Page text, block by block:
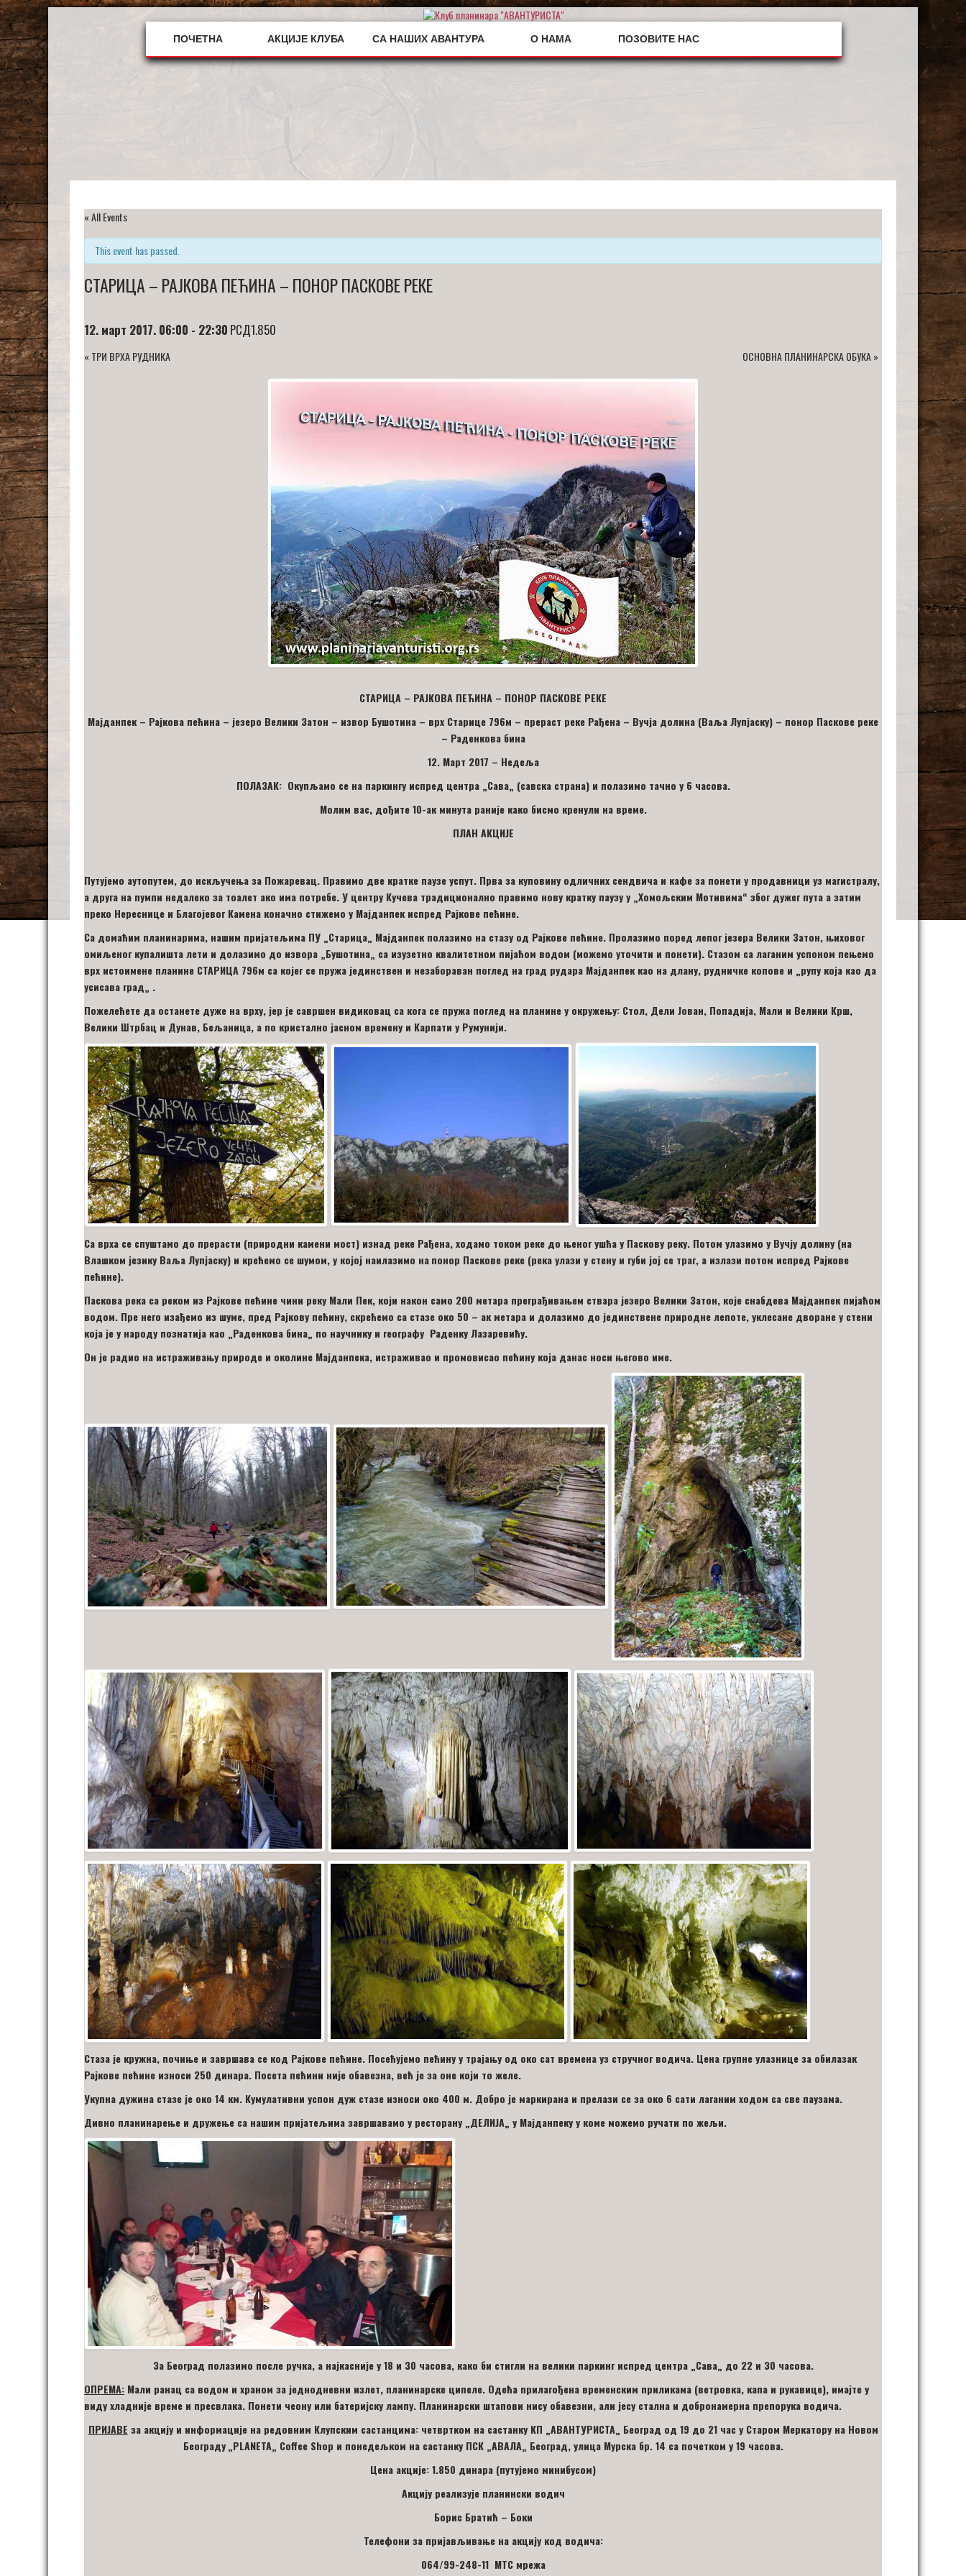
Skip
to
content
ПОЧЕТНА АКЦИЈЕ КЛУБА СА НАШИХ АВАНТУРА О НАМА ПОЗОВИТЕ НАС
« All Events
This event has passed.
СТАРИЦА – РАЈКОВА ПЕЋИНА – ПОНОР ПАСКОВЕ РЕКЕ
12. март 2017. 06:00 - 22:30 РСД1.850
« ТРИ ВРХА РУДНИКА ОСНОВНА ПЛАНИНАРСКА ОБУКА»
СТАРИЦА – РАЈКОВА ПЕЋИНА – ПОНОР ПАСКОВЕ РЕКЕ
Мајданпек – Рајкова пећина – језеро Велики Затон – извор Бушотина – врх Старице 796м – прераст реке Рађена – Вучја долина (Ваља Лупјаску) – понор Паскове реке
– Раденкова бина
12. Март 2017 – Недеља
ПОЛАЗАК: Окупљамо се на паркингу испред центра „Сава„ (савска страна) и полазимо тачно у 6 часова.
Молим вас, дођите 10-ак минута раније како бисмо кренули на време.
ПЛАН АКЦИЈЕ
Путујемо аутопутем, до искључења за Пожаревац. Правимо две кратке паузе успут. Прва за куповину одличних сендвича и кафе за понети у продавници уз магистралу,
а друга на пумпи недалеко за тоалет ако има потребе.У центру Кучева традиционално правимо нову кратку паузу у „Хомољским Мотивима“ због дужег пута а затим
преко Нереснице и Благојевог Камена коначно стижемо у Мајданпек испред Рајкове пећине.
Са домаћим планинарима, нашим пријатељима ПУ „Старица„ Мајданпек полазимо на стазу од Рајкове пећине. Пролазимо поред лепог језера Велики Затон, њиховог
омиљеног купалишта лети и долазимо до извора „Бушотина„ са изузетно квалитетном пијаћом водом (можемо уточити и понети). Стазом са лаганим успоном пењемо
врх истоимене планине СТАРИЦА 796м са којег се пружа јединствен и незабораван поглед на град рудара Мајданпек као на длану, рудничке копове и „рупу која као да
усисава град„ .
Пожелећете да останете дуже на врху, јер је савршен видиковац са кога се пружа поглед на планине у окружењу: Стол, Дели Јован, Попадија, Мали и Велики Крш,
Велики Штрбац и Дунав, Бељаница, а по кристално јасном времену и Карпати у Румунији.
Са врха се спуштамо до прерасти (природни камени мост) изнад реке Рађена, ходамо током реке до њеног ушћа у Паскову реку. Потом улазимо у Вучју долину (на
Влашком језику Ваља Лупјаску) и крећемо се шумом, у којој наилазимо напонор Паскове реке (река улази у стену и губи јој се траг, а излази потом испред Рајкове
пећине).
Паскова река са реком из Рајкове пећине чини реку Мали Пек, који након само 200 метара преграђивањем ствара језеро Велики Затон, које снабдева Мајданпек пијаћом
водом. Пре него изађемо из шуме, пред Рајкову пећину, скрећемо са стазе око 50 – ак метара и долазимо до јединствене природне лепоте, уклесане дворане у стени
која је у народу познатија као „Раденкова бина„ по научнику и географу Раденку Лазаревићу.
Он је радио на истраживању природе и околине Мајданпека, истраживао и промовисао пећину која данас носи његово име.
Стаза је кружна, почиње и завршава се код Рајкове пећине. Посећујемо пећину у трајању од око сат времена уз стручног водича. Цена групне улазнице за обилазак
Рајкове пећине износи 250 динара. Посета пећини није обавезна, већ је за оне који то желе.
Укупна дужина стазе је око 14 км. Кумулативни успон дуж стазе износи око 400 м. Добро је маркирана и прелази се за око 6 сати лаганим ходом са све паузама.
Дивно планинарење и дружење са нашим пријатељима завршавамо у ресторану „ДЕЛИЈА„ у Мајданпеку у коме можемо ручати по жељи.
За Београд полазимо после ручка, а најкасније у 18 и 30 часова, како би стигли на велики паркинг испред центра „Сава„ до 22 и 30 часова.
ОПРЕМА: Мали ранац са водом и храном за једнодневни излет, планинарске ципеле. Одећа прилагођена временским приликама (ветровка, капа и рукавице), имајте у
виду хладније време и пресвлака. Понети чеону или батеријску лампу. Планинарски штапови нису обавезни, али јесу стална и добронамерна препорука водича.
ПРИЈАВЕ за акцију и информације на редовним Клупским састанцима: четвртком на састанку КП „АВАНТУРИСТА„ Београд од 19 до 21 час у Старом Меркаторуна Новом
Београду „PLANETA„ Coffee Shop и понедељком на састанку ПСК „АВАЛА„ Београд, улица Мурска бр. 14 са почетком у 19 часова.
Цена акције: 1.850 динара (путујемо минибусом)
Акцију реализује планински водич
Борис Братић – Боки
Телефони за пријављивање на акцију код водича:
064/99-248-11 МТС мрежа